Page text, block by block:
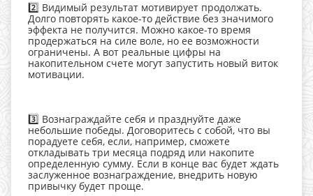
2️⃣ Видимый результат мотивирует продолжать.
Долго повторять какое-то действие без значимого
эффекта не получится. Можно какое-то время
продержаться на силе воле, но ее возможности
ограничены. А вот реальные цифры на
накопительном счете могут запустить новый виток
мотивации.
3️⃣ Вознаграждайте себя и празднуйте даже
небольшие победы. Договоритесь с собой, что вы
порадуете себя, если, например, сможете
откладывать три месяца подряд или накопите
определенную сумму. Если в конце вас будет ждать
заслуженное вознаграждение, внедрить новую
привычку будет проще.